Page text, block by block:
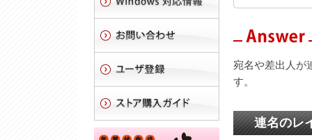
宛名や差出人が
す。
連名のレ